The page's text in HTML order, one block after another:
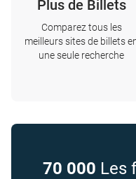
Plus de Billets
Comparez tous les
meilleurs sites de billets
une seule recherche
70 000 Les